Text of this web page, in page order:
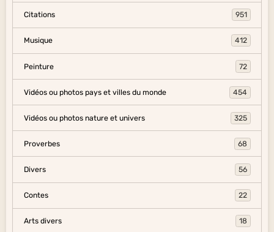
Citations 951
Musique 412
Peinture 72
Vidéos ou photos pays et villes du monde 454
Vidéos ou photos nature et univers 325
Proverbes 68
Divers 56
Contes 22
Arts divers 18